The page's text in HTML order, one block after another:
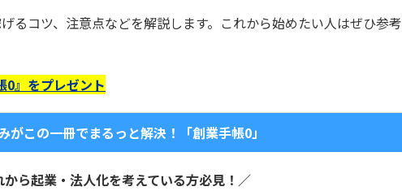
るコツ、注意点などを解説します。これから始めたい人はぜひ参考
0』をプレゼント
がこの一冊でまるっと解決！「創業手帳0」
から起業・法人化を考えている方必見！／